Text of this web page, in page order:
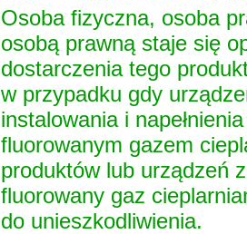
Osoba fizyczna, osoba
osobą prawną staje się
dostarczenia tego
w przypadku gdy
instalowania i
fluorowanym gazem
produktów lub urządzeń
fluorowany gaz
do unieszkodliwienia.